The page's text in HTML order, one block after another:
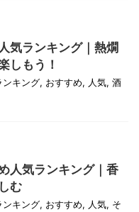
気ランキング｜熱燗
しもう！
ンキング, おすすめ, 人気, 酒
人気ランキング｜香
む
ンキング, おすすめ, 人気, そ